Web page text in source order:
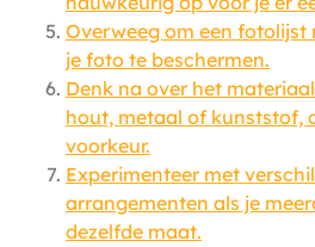
Overweeg om een ​​fotolijst
je foto te beschermen.
Denk na over het
hout, metaal of kunststof,
voorkeur.
Experimenteer met
arrangementen als je
dezelfde maat.